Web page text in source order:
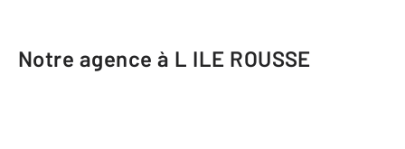
Notre agence à L ILE ROUSSE